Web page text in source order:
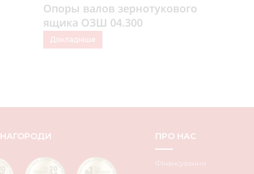
Опоры валов зернотукового
ящика ОЗШ 04.300
Докладніше
НАГОРОДИ ПРО НАС
Фінансування